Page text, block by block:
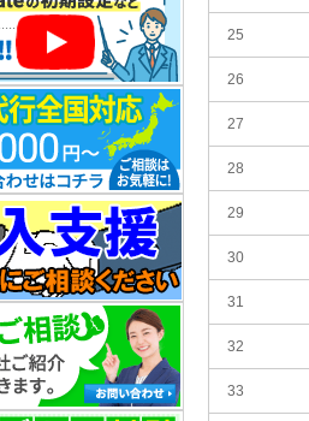
25
26
27
28
29
30
31
32
33